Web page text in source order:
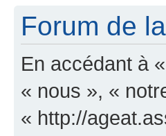
Forum de
En accédant à
« nous », «
« http://